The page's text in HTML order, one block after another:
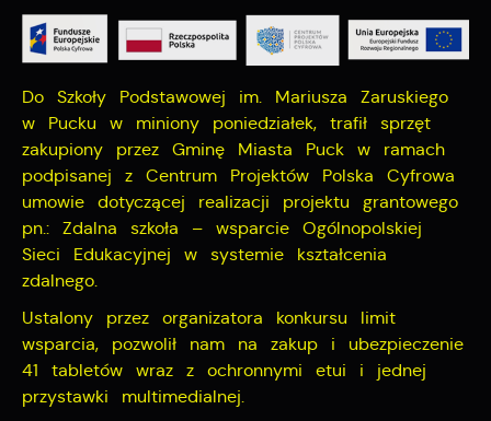
Do Szkoły Podstawowej im. Mariusza Zaruskiego
w Pucku w miniony poniedziałek, trafił sprzęt
zakupiony przez Gminę Miasta Puck w ramach
podpisanej z Centrum Projektów Polska Cyfrowa
umowie dotyczącej realizacji projektu grantowego
pn.: Zdalna szkoła – wsparcie Ogólnopolskiej
Sieci Edukacyjnej w systemie kształcenia
zdalnego.
Ustalony przez organizatora konkursu limit
wsparcia, pozwolił nam na zakup i ubezpieczenie
41 tabletów wraz z ochronnymi etui i jednej
przystawki multimedialnej.
upodobań oraz Twoich zwyczajów dotyczących
przeglądanej witryny internetowej. Treści promocyjne
mogą pojawić się na stronach podmiotów trzecich lub
firm będących naszymi partnerami oraz innych
dostawców usług. Firmy te działają w charakterze
pośredników prezentujących nasze treści w postaci
wiadomości, ofert, komunikatów mediów
społecznościowych.